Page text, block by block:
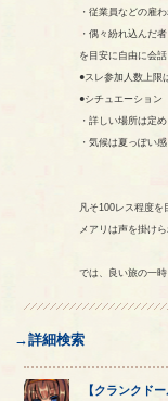
・従業員などの雇
・偶々紛れ込んだ者
を目安に自由に会話
●スレ参加人数上限
●シチュエーション
・詳しい場所は定
・気候は夏っぽい感
凡そ100レス程度を
メアリは声を掛け
では、良い旅の一時
→詳細検索
【クランクドー